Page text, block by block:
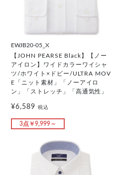
EWJB20-05_X
【JOHN PEARSE Black】【ノー
アイロン】ワイドカラーワイシャ
ツ/ホワイト×ドビー/ULTRA MOV
E「ニット素材」「ノーアイロ
ン」「ストレッチ」「高通気性」
¥6,589 税込
3点￥9,999～